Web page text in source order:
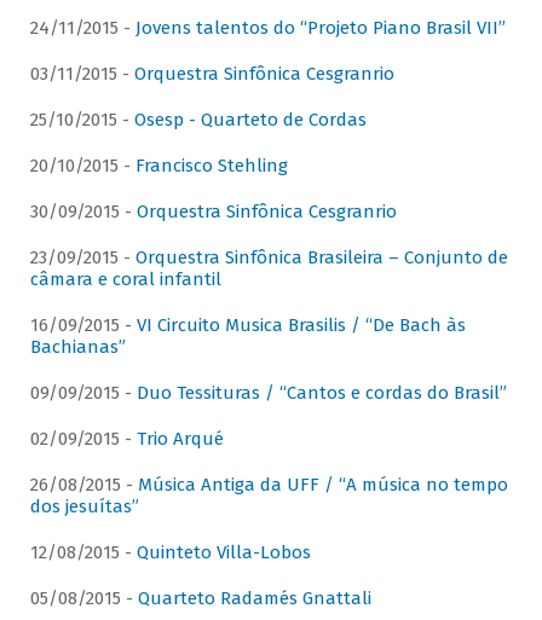
24/11/2015 - Jovens talentos do “Projeto Piano Brasil VII”
03/11/2015 - Orquestra Sinfônica Cesgranrio
25/10/2015 - Osesp - Quarteto de Cordas
20/10/2015 - Francisco Stehling
30/09/2015 - Orquestra Sinfônica Cesgranrio
23/09/2015 - Orquestra Sinfônica Brasileira – Conjunto de
câmara e coral infantil
16/09/2015 - VI Circuito Musica Brasilis / “De Bach às
Bachianas”
09/09/2015 - Duo Tessituras / “Cantos e cordas do Brasil”
02/09/2015 - Trio Arqué
26/08/2015 - Música Antiga da UFF / “A música no tempo
dos jesuítas”
12/08/2015 - Quinteto Villa-Lobos
05/08/2015 - Quarteto Radamés Gnattali